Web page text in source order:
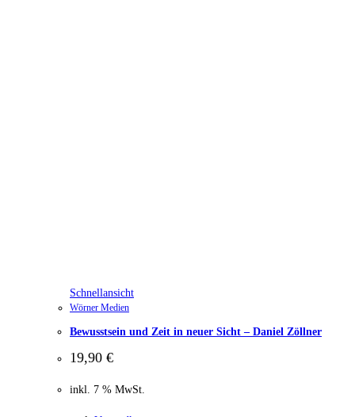
Schnellansicht
Wörner Medien
Bewusstsein und Zeit in neuer Sicht – Daniel Zöllner
19,90 €
inkl. 7 % MwSt.